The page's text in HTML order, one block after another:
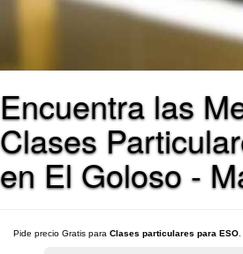
Encuentra las
Clases
en El Goloso -
Pide precio Gratis para Clases particulares para ESO